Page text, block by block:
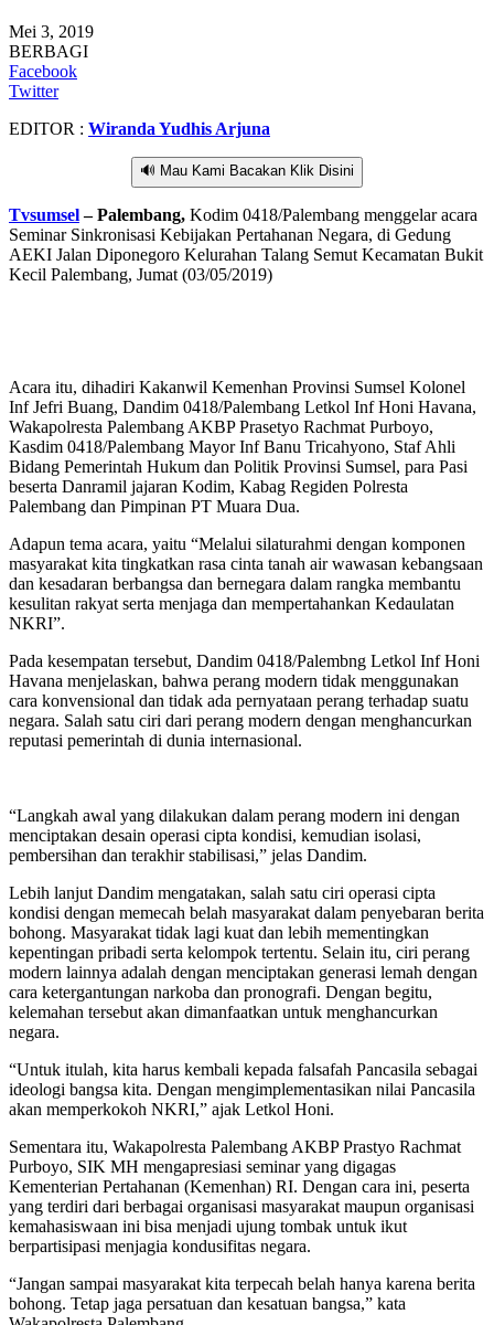
Mei 3, 2019
BERBAGI
Facebook
Twitter
EDITOR : Wiranda Yudhis Arjuna
🔊 Mau Kami Bacakan Klik Disini
Tvsumsel– Palembang, Kodim 0418/Palembang menggelar acara
Seminar Sinkronisasi Kebijakan Pertahanan Negara, di Gedung
AEKI Jalan Diponegoro Kelurahan Talang Semut Kecamatan Bukit
Kecil Palembang, Jumat (03/05/2019)
Acara itu, dihadiri Kakanwil Kemenhan Provinsi Sumsel Kolonel
Inf Jefri Buang, Dandim 0418/Palembang Letkol Inf Honi Havana,
Wakapolresta Palembang AKBP Prasetyo Rachmat Purboyo,
Kasdim 0418/Palembang Mayor Inf Banu Tricahyono, Staf Ahli
Bidang Pemerintah Hukum dan Politik Provinsi Sumsel, para Pasi
beserta Danramil jajaran Kodim, Kabag Regiden Polresta
Palembang dan Pimpinan PT Muara Dua.
Adapun tema acara, yaitu “Melalui silaturahmi dengan komponen
masyarakat kita tingkatkan rasa cinta tanah air wawasan kebangsaan
dan kesadaran berbangsa dan bernegara dalam rangka membantu
kesulitan rakyat serta menjaga dan mempertahankan Kedaulatan
NKRI”.
Pada kesempatan tersebut, Dandim 0418/Palembng Letkol Inf Honi
Havana menjelaskan, bahwa perang modern tidak menggunakan
cara konvensional dan tidak ada pernyataan perang terhadap suatu
negara. Salah satu ciri dari perang modern dengan menghancurkan
reputasi pemerintah di dunia internasional.
“Langkah awal yang dilakukan dalam perang modern ini dengan
menciptakan desain operasi cipta kondisi, kemudian isolasi,
pembersihan dan terakhir stabilisasi,” jelas Dandim.
Lebih lanjut Dandim mengatakan, salah satu ciri operasi cipta
kondisi dengan memecah belah masyarakat dalam penyebaran berita
bohong. Masyarakat tidak lagi kuat dan lebih mementingkan
kepentingan pribadi serta kelompok tertentu. Selain itu, ciri perang
modern lainnya adalah dengan menciptakan generasi lemah dengan
cara ketergantungan narkoba dan pronografi. Dengan begitu,
kelemahan tersebut akan dimanfaatkan untuk menghancurkan
negara.
“Untuk itulah, kita harus kembali kepada falsafah Pancasila sebagai
ideologi bangsa kita. Dengan mengimplementasikan nilai Pancasila
akan memperkokoh NKRI,” ajak Letkol Honi.
Sementara itu, Wakapolresta Palembang AKBP Prastyo Rachmat
Purboyo, SIK MH mengapresiasi seminar yang digagas
Kementerian Pertahanan (Kemenhan) RI. Dengan cara ini, peserta
yang terdiri dari berbagai organisasi masyarakat maupun organisasi
kemahasiswaan ini bisa menjadi ujung tombak untuk ikut
berpartisipasi menjagia kondusifitas negara.
“Jangan sampai masyarakat kita terpecah belah hanya karena berita
bohong. Tetap jaga persatuan dan kesatuan bangsa,” kata